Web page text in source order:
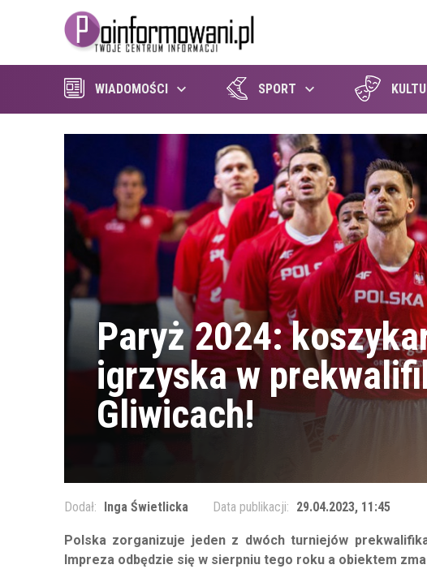
WIADOMOŚCI SPORT
Paryż 2024:
igrzyska w
Gliwicach!
Dodał: Inga Świetlicka Data publikacji: 29.04.2023, 11:45
Polska zorganizuje jeden z dwóch turniejów
Impreza odbędzie się w sierpniu tego roku a obiektem